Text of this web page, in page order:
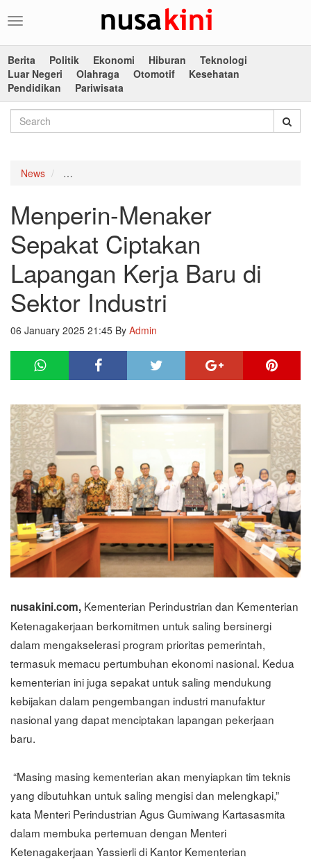
Toggle
Berita
Politik Ekonomi Hiburan
Teknologi
Luar Negeri
Olahraga Otomotif
Kesehatan
Pendidikan
Pariwisata
News
Menperin-Menaker
Sepakat Ciptakan
Lapangan Kerja Baru di
Sektor Industri
06 January 2025 21:45 By Admin
nusakini.com, Kementerian Perindustrian dan Kementerian
Ketenagakerjaan berkomitmen untuk saling bersinergi
dalam mengakselerasi program prioritas pemerintah,
termasuk memacu pertumbuhan ekonomi nasional. Kedua
kementerian ini juga sepakat untuk saling mendukung
kebijakan dalam pengembangan industri manufaktur
nasional yang dapat menciptakan lapangan pekerjaan
baru.
“Masing masing kementerian akan menyiapkan tim teknis
yang dibutuhkan untuk saling mengisi dan melengkapi,”
kata Menteri Perindustrian Agus Gumiwang Kartasasmita
dalam membuka pertemuan dengan Menteri
Ketenagakerjaan Yassierli di Kantor Kementerian